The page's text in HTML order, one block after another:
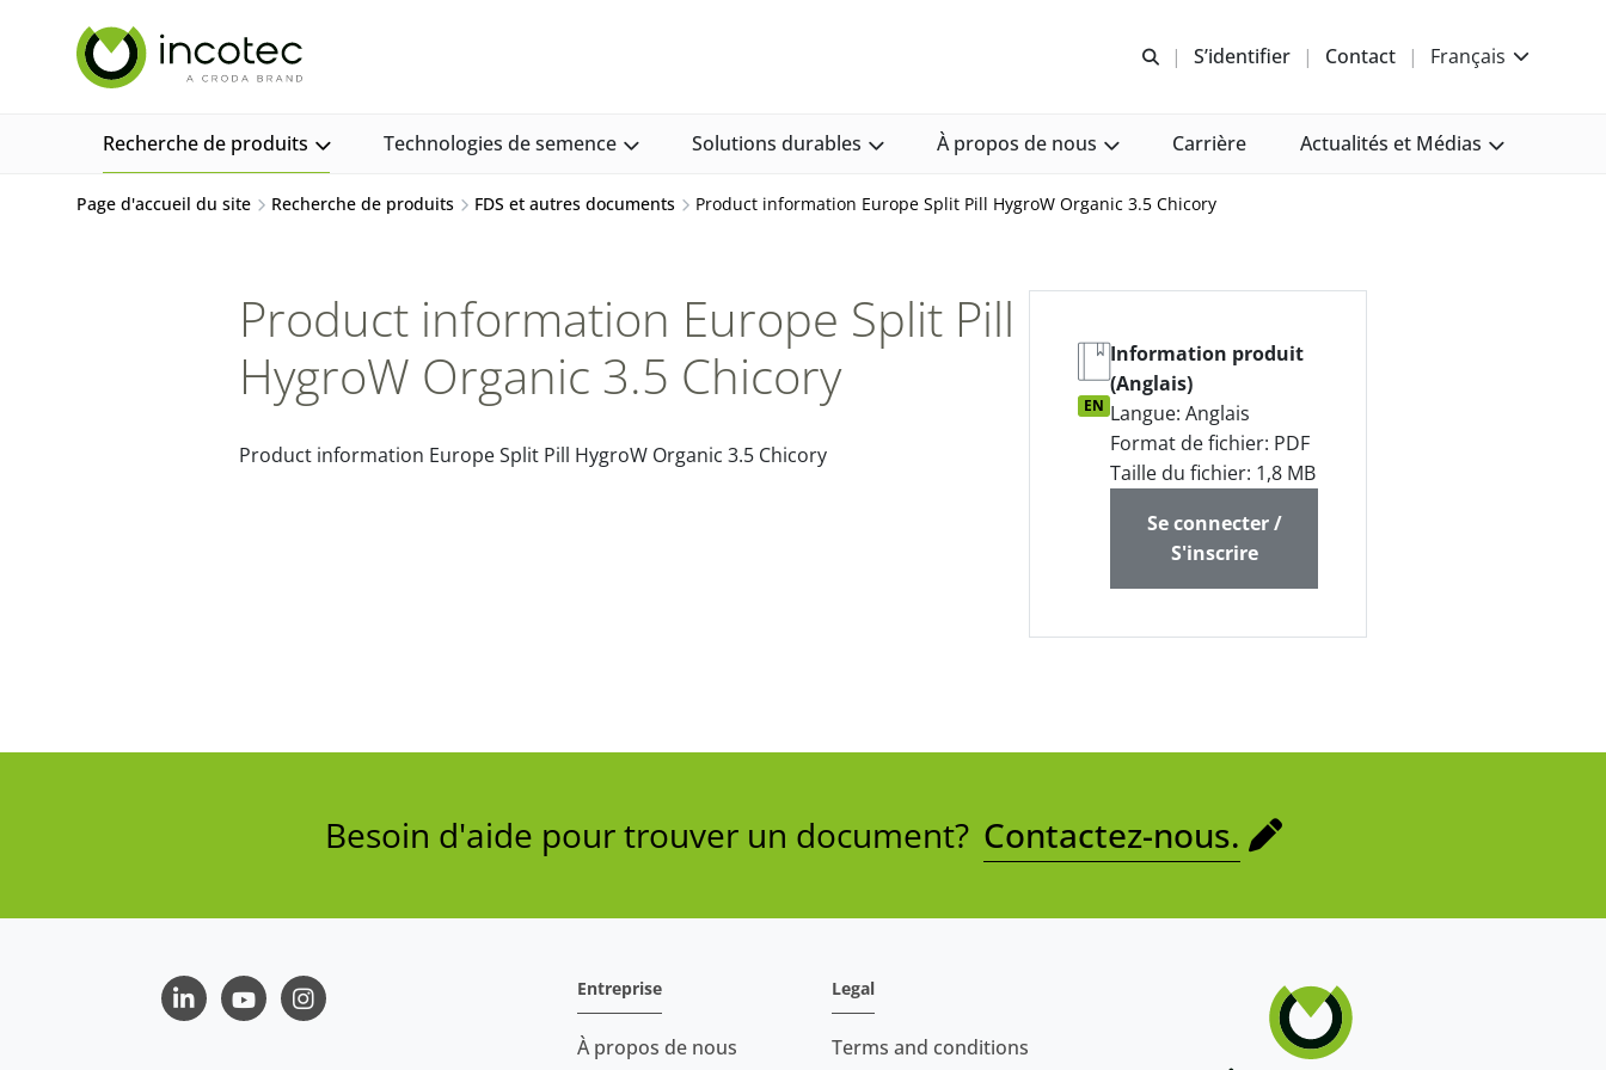
Recherche libre
S’identifier Contact Français
Recherche de produits Technologies de semence Solutions durables À propos de nous Carrière Actualités et Médias
Page d'accueil du site Recherche de produits FDS et autres documents Product information Europe Split Pill HygroW Organic 3.5 Chicory
Product information Europe Split Pill
HygroW Organic 3.5 Chicory
Product information Europe Split Pill HygroW Organic 3.5 Chicory
EN
Information produit
(Anglais)
Langue: Anglais
Format de fichier: PDF
Taille du fichier: 1,8 MB
Se connecter /
S'inscrire
Besoin d'aide pour trouver un document? Contactez-nous.
LinkedInYoutubeInstagram
Entreprise
À propos de nous
Legal
Terms and conditions